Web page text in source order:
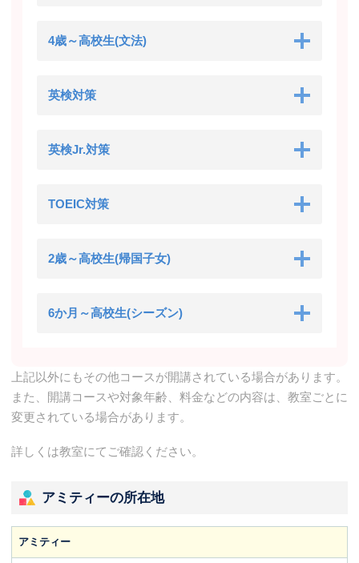
4歳～高校生(文法)
英検対策
英検Jr.対策
TOEIC対策
2歳～高校生(帰国子女)
6か月～高校生(シーズン)
上記以外にもその他コースが開講されている場合があります。
また、開講コースや対象年齢、料金などの内容は、教室ごとに
変更されている場合があります。
詳しくは教室にてご確認ください。
アミティーの所在地
アミティー